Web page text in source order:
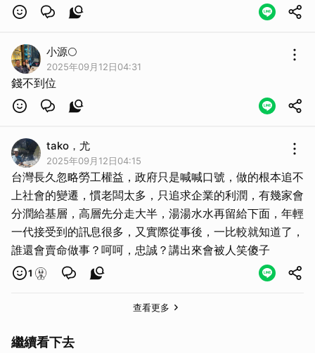
小源🌕
2025年09月12日04:31
錢不到位
tako，尤
2025年09月12日04:15
台灣長久忽略勞工權益，政府只是喊喊口號，做的根本追不
上社會的變遷，慣老闆太多，只追求企業的利潤，有幾家會
分潤給基層，高層先分走大半，湯湯水水再留給下面，年輕
一代接受到的訊息很多，又實際從事後，一比較就知道了，
誰還會賣命做事？呵呵，忠誠？講出來會被人笑傻子
1
查看更多
繼續看下去